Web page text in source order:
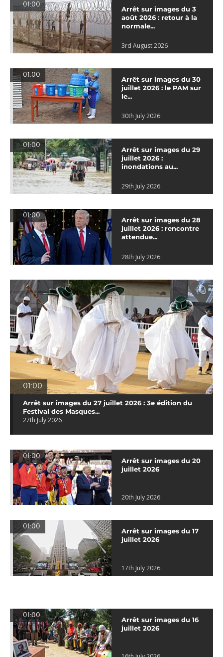
01:00
Arrêt sur images du 3
août 2026 : retour à la
normale...
3rd August 2026
01:00
Arrêt sur images du 30
juillet 2026 : le PAM sur
le...
30th July 2026
01:00
Arrêt sur images du 29
juillet 2026 :
inondations au...
29th July 2026
01:00
Arrêt sur images du 28
juillet 2026 : rencontre
attendue...
28th July 2026
01:00
Arrêt sur images du 27 juillet 2026 : 3e édition du
Festival des Masques...
27th July 2026
01:00
Arrêt sur images du 20
juillet 2026
20th July 2026
01:00
Arrêt sur images du 17
juillet 2026
17th July 2026
01:00
Arrêt sur images du 16
juillet 2026